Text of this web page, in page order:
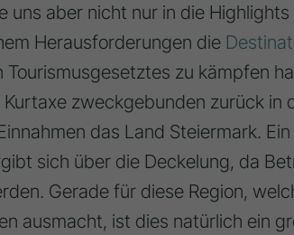
uns aber nicht nur in die
Herausforderungen die
zu kämpfen
zweckgebunden zurück in
das Land Steiermark.
sich über die Deckelung, da
Gerade für diese Region,
ausmacht, ist dies natürlich ein